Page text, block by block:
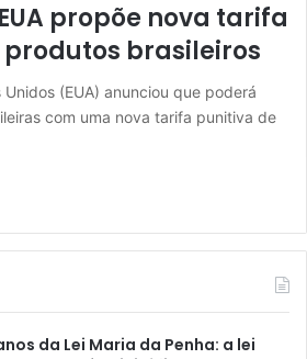
propõe nova tarifa
produtos brasileiros
(EUA) anunciou que poderá
com uma nova tarifa punitiva de
da Lei Maria da Penha: a lei